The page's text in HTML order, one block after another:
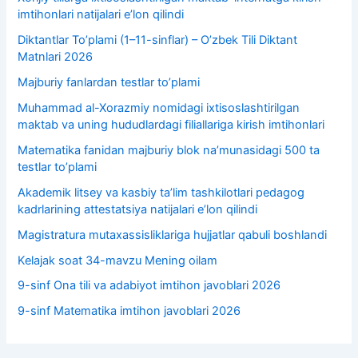
imtihonlari natijalari e’lon qilindi
Diktantlar To’plami (1–11-sinflar) – O’zbek Tili Diktant
Matnlari 2026
Majburiy fanlardan testlar to’plami
Muhammad al-Xorazmiy nomidagi ixtisoslashtirilgan
maktab va uning hududlardagi filiallariga kirish imtihonlari
Matematika fanidan majburiy blok na’munasidagi 500 ta
testlar to’plami
Akademik litsey va kasbiy taʼlim tashkilotlari pedagog
kadrlarining attestatsiya natijalari e’lon qilindi
Magistratura mutaxassisliklariga hujjatlar qabuli boshlandi
Kelajak soat 34-mavzu Mening oilam
9-sinf Ona tili va adabiyot imtihon javoblari 2026
9-sinf Matematika imtihon javoblari 2026